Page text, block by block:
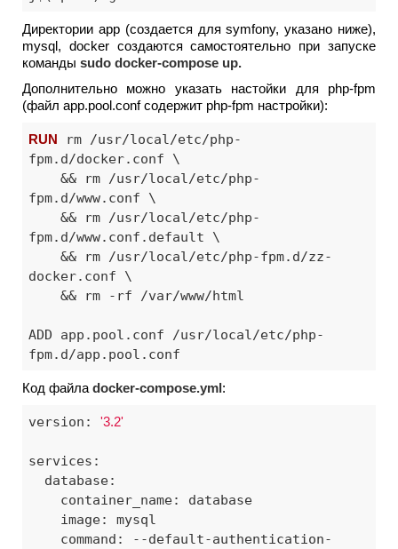
Директории app (создается для symfony, указано ниже),
mysql, docker создаются самостоятельно при запуске
команды sudo docker-compose up.
Дополнительно можно указать настойки для php-fpm
(файл app.pool.conf содержит php-fpm настройки):
RUN
rm /usr/local/etc/php-
fpm.d/docker.conf \
    && rm /usr/local/etc/php-
fpm.d/www.conf \
    && rm /usr/local/etc/php-
fpm.d/www.conf.default \
    && rm /usr/local/etc/php-fpm.d/zz-
docker.conf \
    && rm -rf /var/www/html
ADD app.pool.conf /usr/local/etc/php-
fpm.d/app.pool.conf
Код файла docker-compose.yml:
version: '3.2'
services: